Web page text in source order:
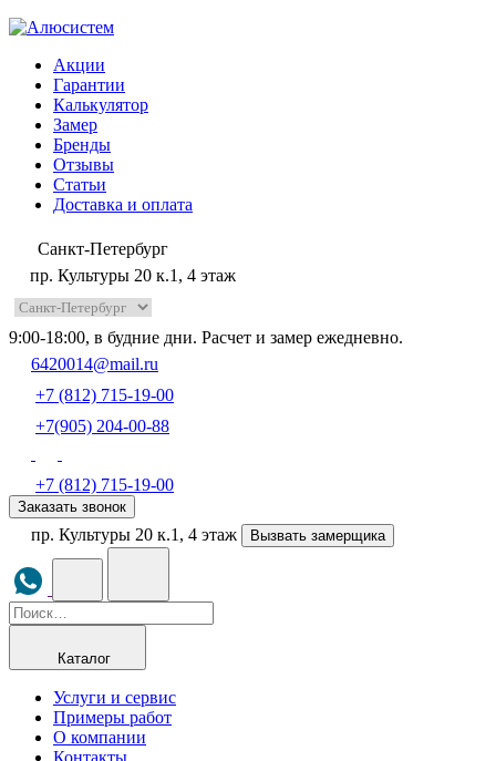
Акции
Гарантии
Калькулятор
Замер
Бренды
Отзывы
Статьи
Доставка и оплата
Санкт-Петербург
пр. Культуры 20 к.1, 4 этаж
9:00-18:00, в будние дни. Расчет и замер ежедневно.
6420014@mail.ru
+7 (812) 715-19-00
+7(905) 204-00-88
+7 (812) 715-19-00
Заказать звонок
пр. Культуры 20 к.1, 4 этаж Вызвать замерщика
Каталог
Услуги и сервис
Примеры работ
О компании
Контакты